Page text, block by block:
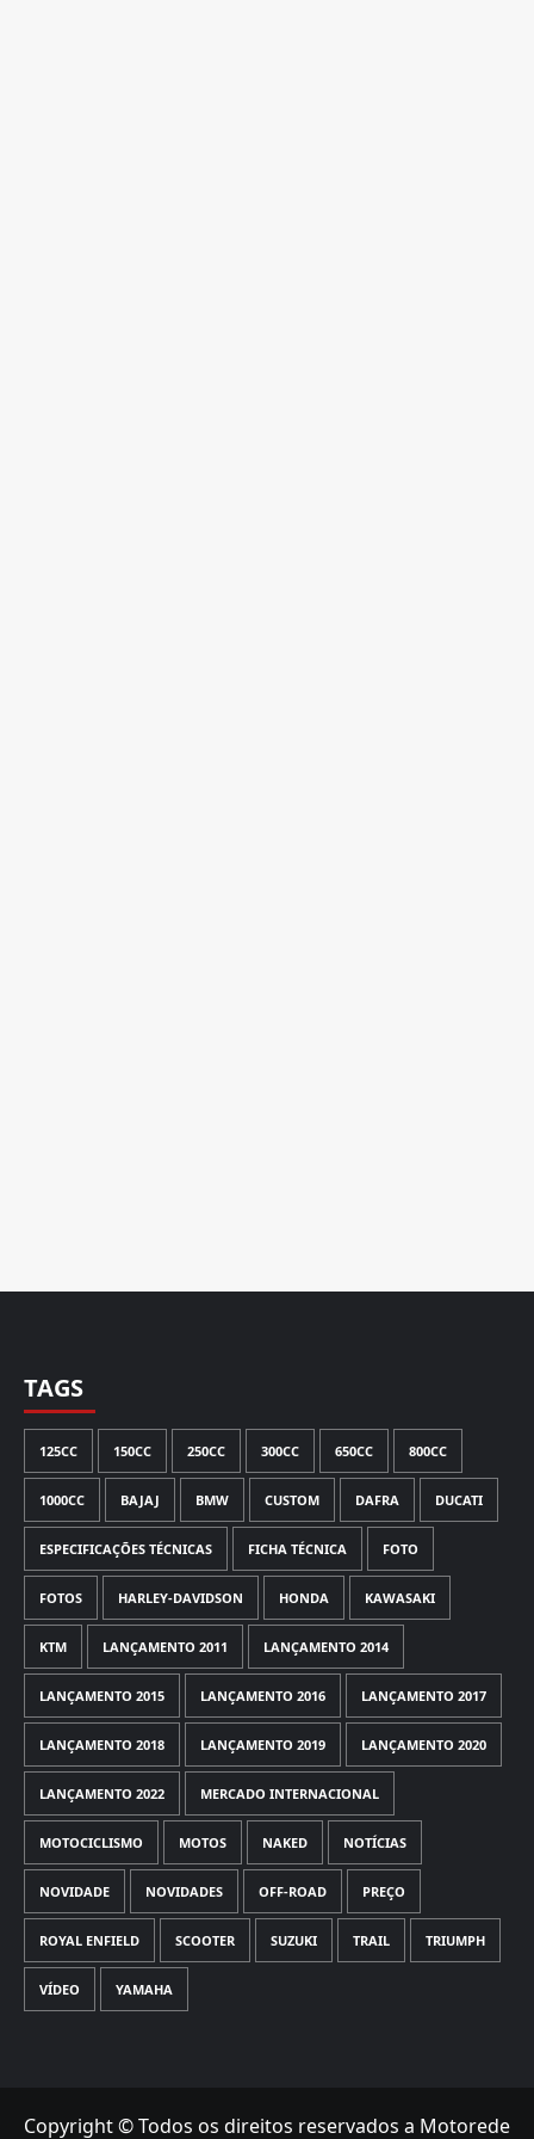
TAGS
125CC 150CC 250CC 300CC 650CC 800CC
1000CC BAJAJ BMW CUSTOM DAFRA DUCATI
ESPECIFICAÇÕES TÉCNICAS FICHA TÉCNICA FOTO
FOTOS HARLEY-DAVIDSON HONDA KAWASAKI
KTM LANÇAMENTO 2011 LANÇAMENTO 2014
LANÇAMENTO 2015 LANÇAMENTO 2016 LANÇAMENTO 2017
LANÇAMENTO 2018 LANÇAMENTO 2019 LANÇAMENTO 2020
LANÇAMENTO 2022 MERCADO INTERNACIONAL
MOTOCICLISMO MOTOS NAKED NOTÍCIAS
NOVIDADE NOVIDADES OFF-ROAD PREÇO
ROYAL ENFIELD SCOOTER SUZUKI TRAIL TRIUMPH
VÍDEO YAMAHA
Copyright © Todos os direitos reservados a Motorede